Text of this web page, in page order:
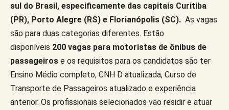
sul do Brasil, especificamente das capitais Curitiba
(PR), Porto Alegre (RS) e Florianópolis (SC). As vagas
são para duas categorias diferentes. Estão
disponíveis 200 vagas para motoristas de ônibus de
passageiros e os requisitos para os candidatos são ter
Ensino Médio completo, CNH D atualizada, Curso de
Transporte de Passageiros atualizado e experiência
anterior. Os profissionais selecionados vão residir e atuar